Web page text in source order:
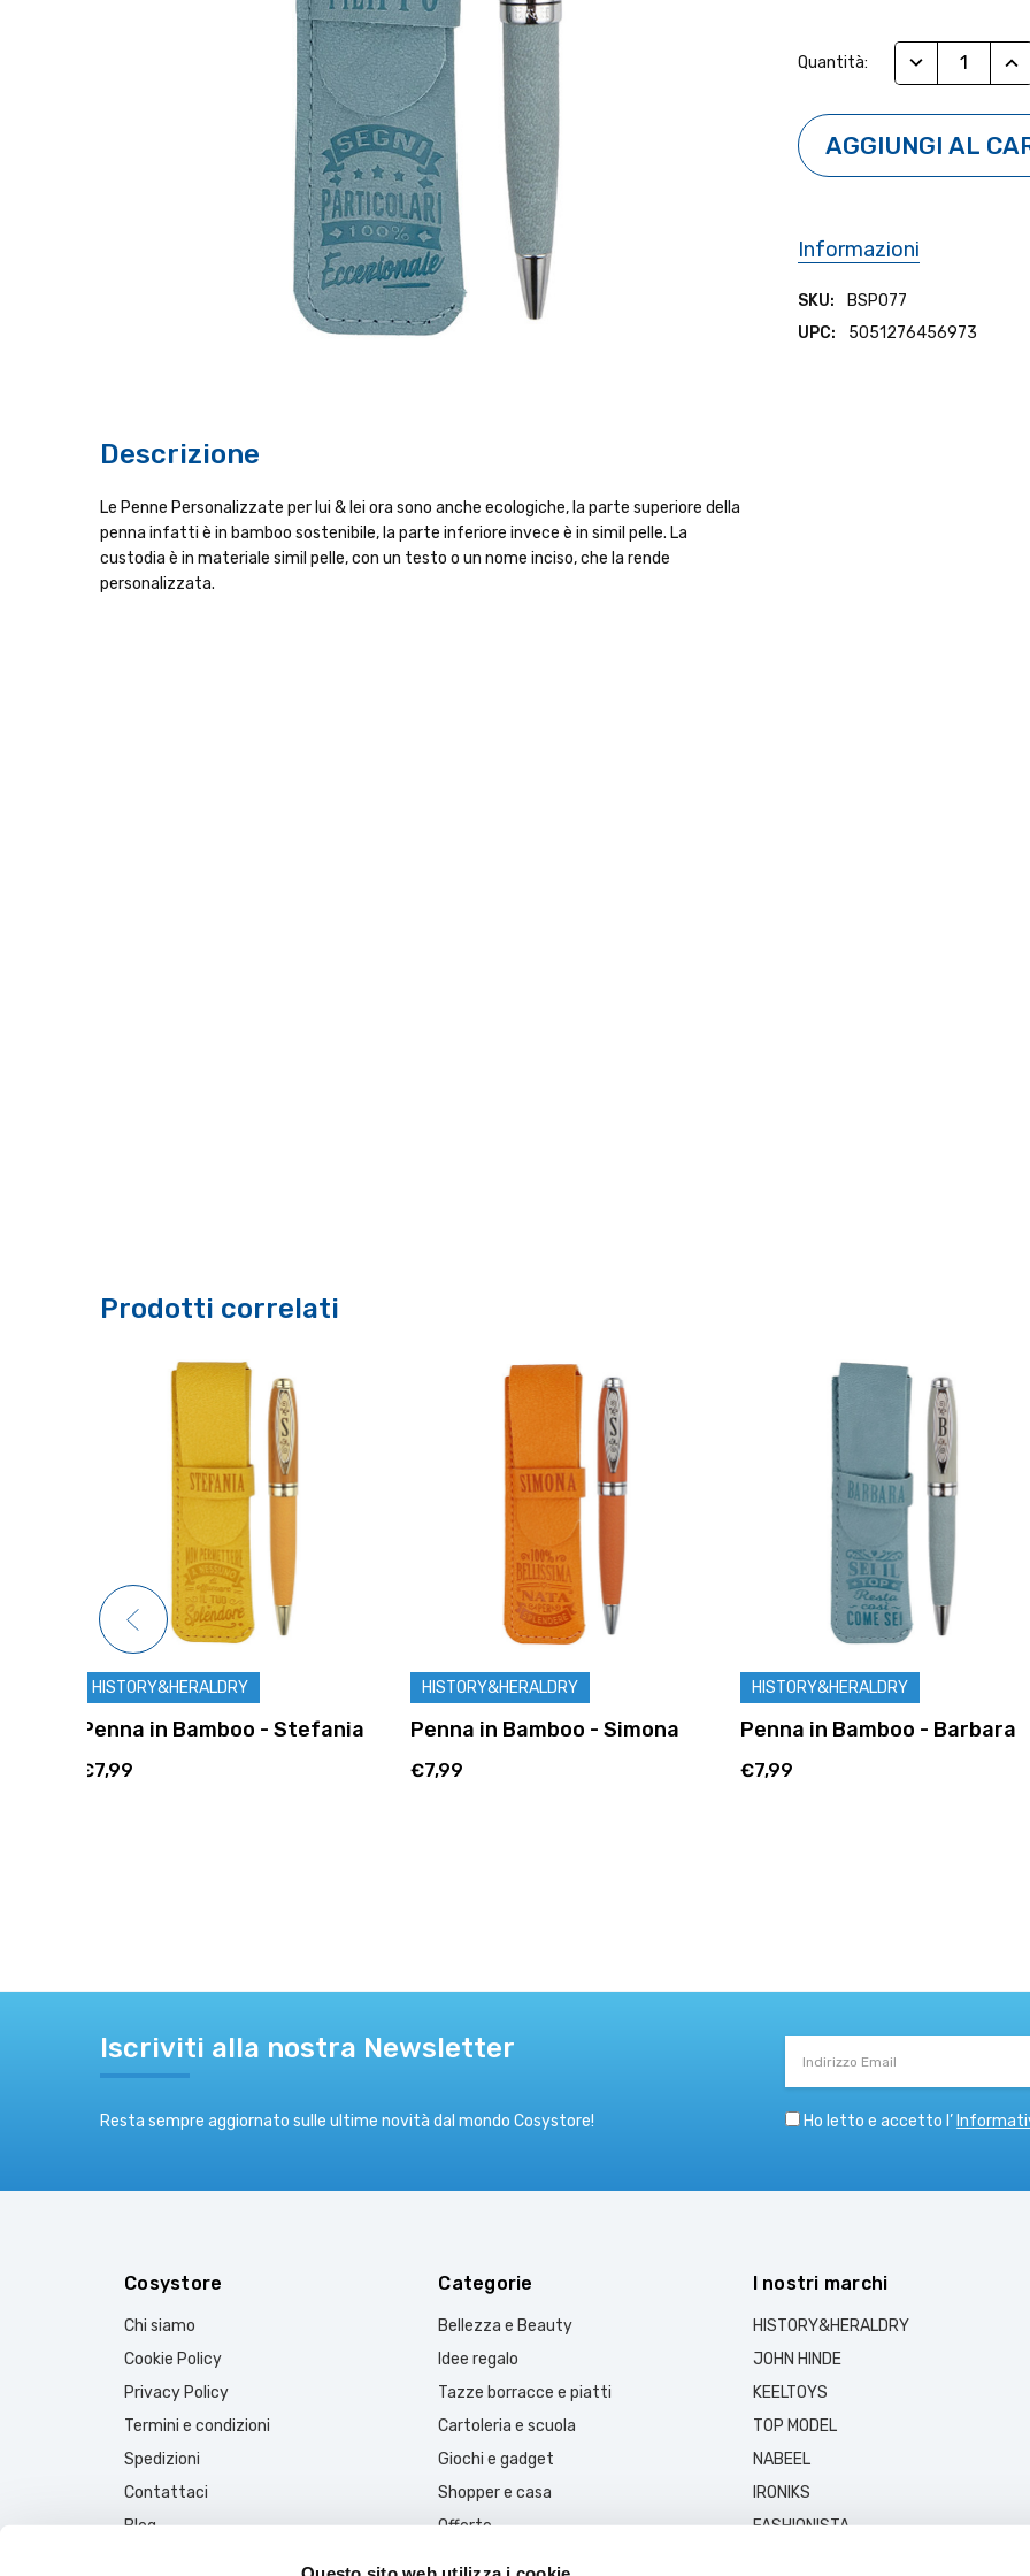
Attuale:
Quantità: RIDUCI
Informazioni
SKU:
BSP077
UPC:
5051276456973
Descrizione
Le Penne Personalizzate per lui & lei ora sono anche ecologiche, la parte superiore della
penna infatti è in bamboo sostenibile, la parte inferiore invece è in simil pelle. La
custodia è in materiale simil pelle, con un testo o un nome inciso, che la rende
personalizzata.
Prodotti correlati
HISTORY&HERALDRY
Penna in Bamboo - Simona
€7,99
HISTORY&HERALDRY
Penna in Bamboo - Barbara
€7,99
HISTORY&HERALDRY
Penna in Bamboo - Chiara
€7,99
Iscriviti alla nostra Newsletter
Resta sempre aggiornato sulle ultime novità dal mondo Cosystore!
Email
Ho letto e accetto l’
Cosystore
Chi siamo
Cookie Policy
Privacy Policy
Termini e condizioni
Spedizioni
Contattaci
Blog
Categorie
Bellezza e Beauty
Idee regalo
Tazze borracce e piatti
Cartoleria e scuola
Giochi e gadget
Shopper e casa
Offerte
I nostri marchi
HISTORY&HERALDRY
JOHN HINDE
KEELTOYS
TOP MODEL
NABEEL
IRONIKS
FASHIONISTA